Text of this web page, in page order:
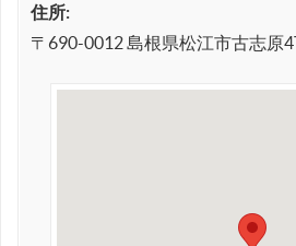
住所:
〒690-0012 島根県松江市古志原